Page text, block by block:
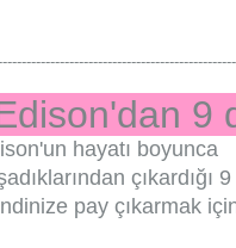
9
hayatı boyunca
çıkardığı
pay çıkarmak